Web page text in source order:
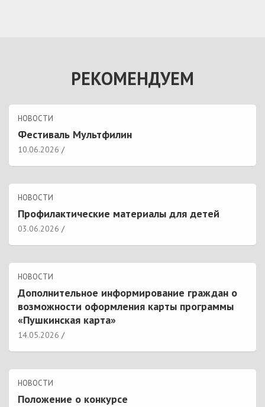
РЕКОМЕНДУЕМ
НОВОСТИ
Фестиваль Мультфилин
10.06.2026
НОВОСТИ
Профилактические материалы для детей
03.06.2026
НОВОСТИ
Дополнительное информирование граждан о
возможности оформления карты программы
«Пушкинская карта»
14.05.2026
НОВОСТИ
Положение о конкурсе